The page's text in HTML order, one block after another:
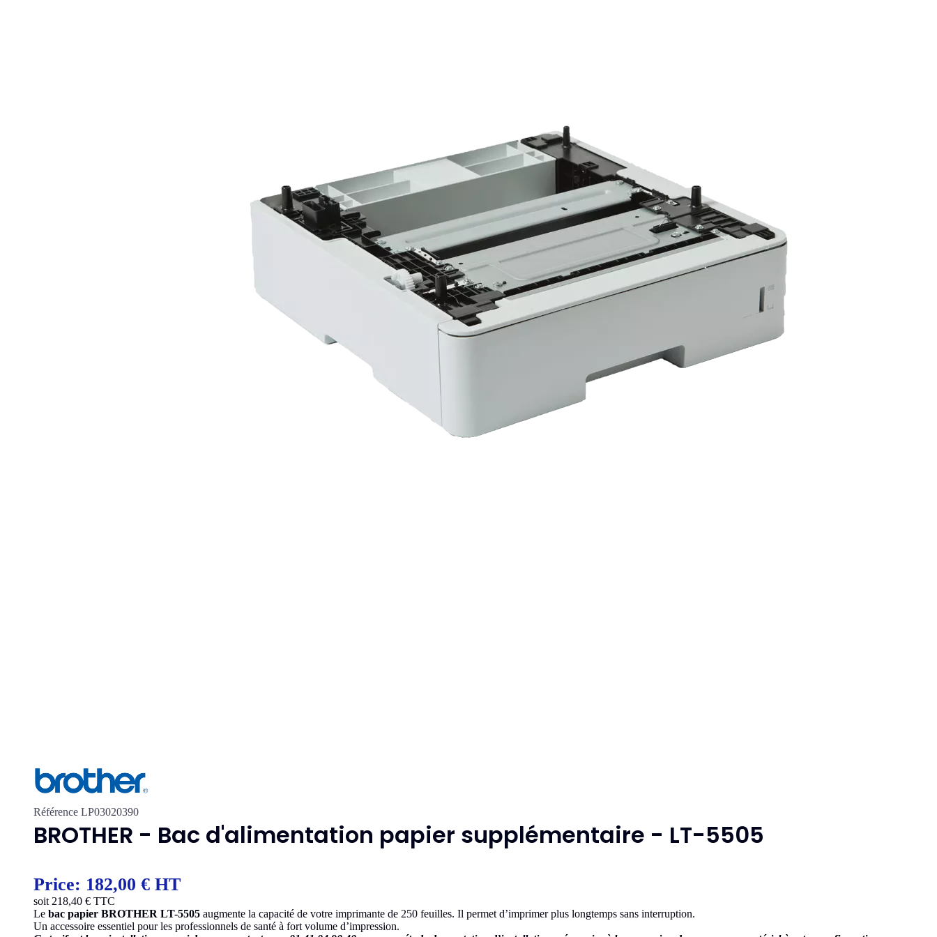
Référence LP03020390
BROTHER - Bac d'alimentation papier supplémentaire - LT-5505
Price: 182,00 € HT
soit 218,40 € TTC
Le bac papier BROTHER LT-5505 augmente la capacité de votre imprimante de 250 feuilles. Il permet d’imprimer plus longtemps sans interruption.
Un accessoire essentiel pour les professionnels de santé à fort volume d’impression.